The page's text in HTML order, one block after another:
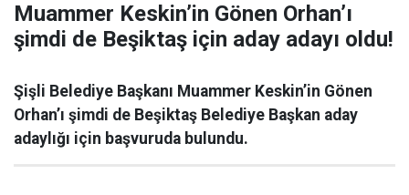
Muammer Keskin’in Gönen Orhan’ı
şimdi de Beşiktaş için aday adayı oldu!
Şişli Belediye Başkanı Muammer Keskin’in Gönen
Orhan’ı şimdi de Beşiktaş Belediye Başkan aday
adaylığı için başvuruda bulundu.